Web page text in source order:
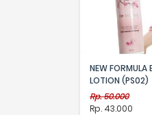
NEW FORMULA
LOTION (PS02)
Rp. 50.000
Rp. 43.000